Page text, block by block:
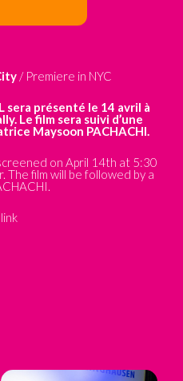
/ Premiere in NYC
sera présenté le 14 avril à
Le film sera suivi d’une
Maysoon PACHACHI.
on April 14th at 5:30
The film will be followed by a